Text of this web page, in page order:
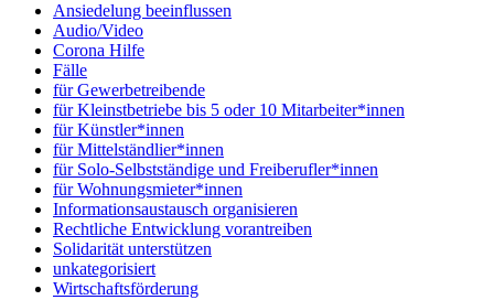
Ansiedelung beeinflussen
Audio/Video
Corona Hilfe
Fälle
für Gewerbetreibende
für Kleinstbetriebe bis 5 oder 10 Mitarbeiter*innen
für Künstler*innen
für Mittelständlier*innen
für Solo-Selbstständige und Freiberufler*innen
für Wohnungsmieter*innen
Informationsaustausch organisieren
Rechtliche Entwicklung vorantreiben
Solidarität unterstützen
unkategorisiert
Wirtschaftsförderung